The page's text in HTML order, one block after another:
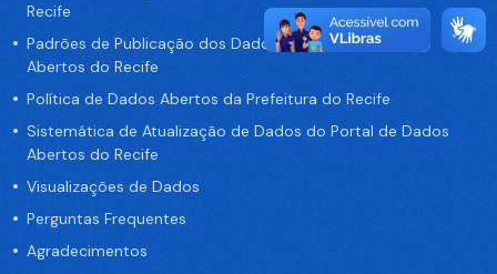
Recife
Padrões de Publicação dos Dados no Portal de Dados
Abertos do Recife
Política de Dados Abertos da Prefeitura do Recife
Sistemática de Atualização de Dados do Portal de Dados
Abertos do Recife
Visualizações de Dados
Perguntas Frequentes
Agradecimentos